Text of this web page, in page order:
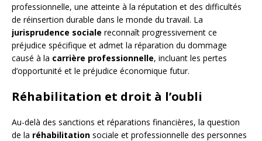
professionnelle, une atteinte à la réputation et des difficultés
de réinsertion durable dans le monde du travail. La
jurisprudence sociale reconnaît progressivement ce
préjudice spécifique et admet la réparation du dommage
causé à la carrière professionnelle, incluant les pertes
d’opportunité et le préjudice économique futur.
Réhabilitation et droit à l’oubli
Au-delà des sanctions et réparations financières, la question
de la réhabilitation sociale et professionnelle des personnes